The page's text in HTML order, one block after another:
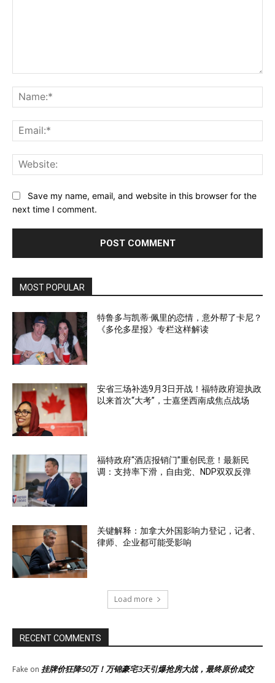
Save my name, email, and website in this browser for the
next time I comment.
MOST POPULAR
特鲁多与凯蒂·佩里的恋情，意外帮了卡尼？
《多伦多星报》专栏这样解读
安省三场补选9月3日开战！福特政府迎执政
以来首次“大考”，士嘉堡西南成焦点战场
福特政府“酒店报销门”重创民意！最新民
调：支持率下滑，自由党、NDP双双反弹
关键解释：加拿大外国影响力登记，记者、
律师、企业都可能受影响
Load more
RECENT COMMENTS
Fake on 挂牌价狂降50万！万锦豪宅3天引爆抢房大战，最终原价成交